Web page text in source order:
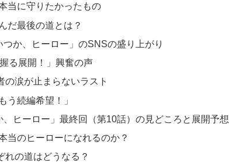
当に守りたかったもの
だ最後の道とは？
つか、ヒーロー」のSNSの盛り上がり
る展開！」興奮の声
涙が止まらないラスト
う続編希望！」
、ヒーロー」最終回（第10話）の見どころと展開予想
当のヒーローになれるのか？
れの道はどうなる？